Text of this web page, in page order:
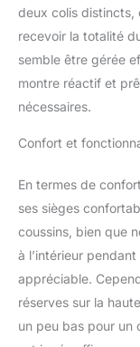
deux colis distincts,
recevoir la totalité
semble être gérée
montre réactif et
nécessaires.
Confort et
En termes de
ses sièges
coussins, bien que
à l’intérieur
appréciable.
réserves sur la
un peu bas pour un